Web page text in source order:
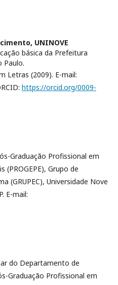
UNINOVE
básica da Prefeitura
Paulo.
Letras (2009). E-mail:
https://orcid.org/0009-
Graduação Profissional em
(PROGEPE), Grupo de
(GRUPEC), Universidade Nove
E-mail:
do Departamento de
Graduação Profissional em